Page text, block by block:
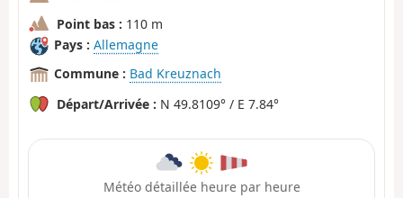
Point bas : 110 m
Pays : Allemagne
Commune : Bad Kreuznach
Départ/Arrivée : N 49.8109° / E 7.84°
Météo détaillée heure par heure